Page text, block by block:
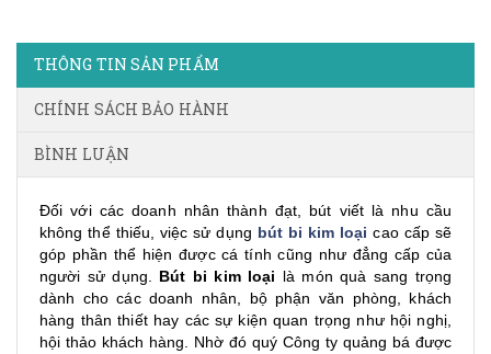
THÔNG TIN SẢN PHẨM
CHÍNH SÁCH BẢO HÀNH
BÌNH LUẬN
Đối với các doanh nhân thành đạt, bút viết là nhu cầu
không thể thiếu, việc sử dụng bút bi kim loại cao cấp sẽ
góp phần thể hiện được cá tính cũng như đẳng cấp của
người sử dụng. Bút bi kim loại là món quà sang trọng
dành cho các doanh nhân, bộ phận văn phòng, khách
hàng thân thiết hay các sự kiện quan trọng như hội nghị,
hội thảo khách hàng. Nhờ đó quý Công ty quảng bá được